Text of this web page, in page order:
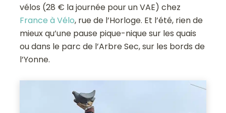
vélos (28 € la journée pour un VAE) chez
France à Vélo, rue de l’Horloge. Et l’été, rien de
mieux qu’une pause pique-nique sur les quais
ou dans le parc de l’Arbre Sec, sur les bords de
l’Yonne.